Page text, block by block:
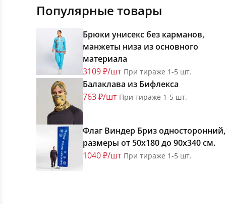
Популярные товары
Брюки унисекс без карманов,
манжеты низа из основного
материала
3109 ₽/шт При тираже 1-5 шт.
Балаклава из Бифлекса
763 ₽/шт При тираже 1-5 шт.
Флаг Виндер Бриз односторонний,
размеры от 50х180 до 90х340 см.
1040 ₽/шт При тираже 1-5 шт.